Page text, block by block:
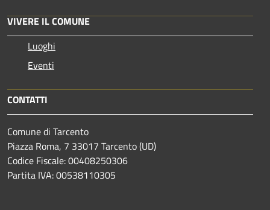
VIVERE IL COMUNE
Luoghi
Eventi
CONTATTI
Comune di Tarcento
Piazza Roma, 7 33017 Tarcento (UD)
Codice Fiscale: 00408250306
Partita IVA: 00538110305